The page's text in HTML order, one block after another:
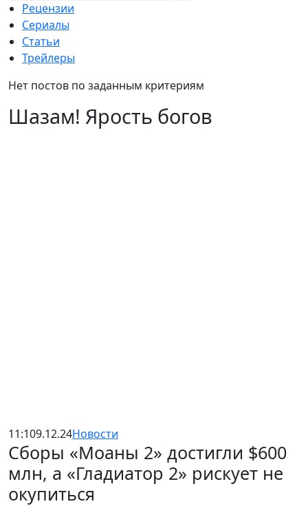
Рецензии
Сериалы
Статьи
Трейлеры
Нет постов по заданным критериям
Шазам! Ярость богов
11:109.12.24Новости
Сборы «Моаны 2» достигли $600
млн, а «Гладиатор 2» рискует не
окупиться